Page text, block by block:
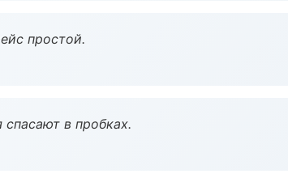
простой.
в пробках.